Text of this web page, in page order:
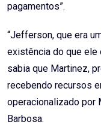
pagamentos”.
“Jefferson, que era
existência do que ele
sabia que Martinez,
recebendo recursos
operacionalizado por
Barbosa.